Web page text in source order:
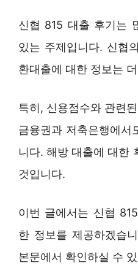
신협 815 대출 후기는
있는 주제입니다. 신협
환대출에 대한 정보는
특히, 신용점수와 관련
금융권과 저축은행에서
니다. 해방 대출에 대한
것입니다.
이번 글에서는 신협
한 정보를 제공하겠습
본문에서 확인하실 수